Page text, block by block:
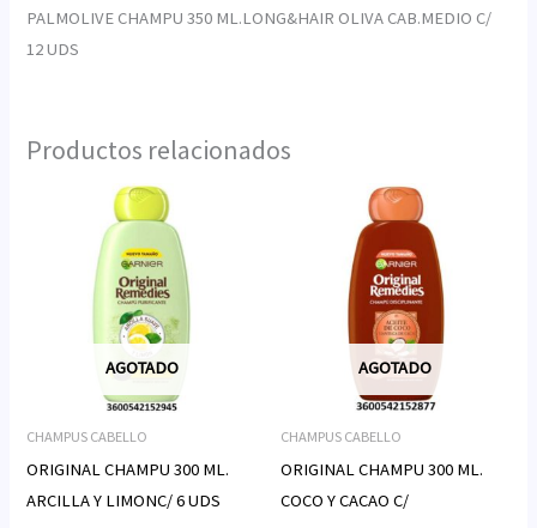
PALMOLIVE CHAMPU 350 ML.LONG&HAIR OLIVA CAB.MEDIO C/
12 UDS
Productos relacionados
AGOTADO
CHAMPUS CABELLO
ORIGINAL CHAMPU 300 ML.
ARCILLA Y LIMONC/ 6 UDS
AGOTADO
CHAMPUS CABELLO
ORIGINAL CHAMPU 300 ML.
COCO Y CACAO C/